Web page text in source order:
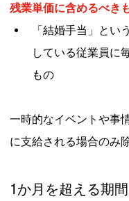
残業単価に含めるべき
「結婚手当」とい
している従業員に
もの
一時的なイベントや事
に支給される場合のみ
1か月を超える期